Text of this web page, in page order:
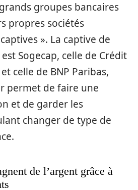
groupes bancaires
propres sociétés
». La captive de
Sogecap, celle de Crédit
celle de BNP Paribas,
permet de faire une
et de garder les
changer de type de
de l’argent grâce à